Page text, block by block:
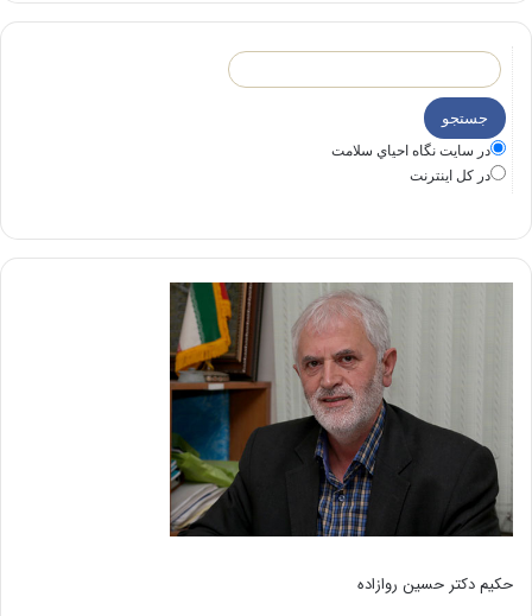
در سايت نگاه احياي سلامت
در كل اينترنت
حکیم دکتر حسین روازاده